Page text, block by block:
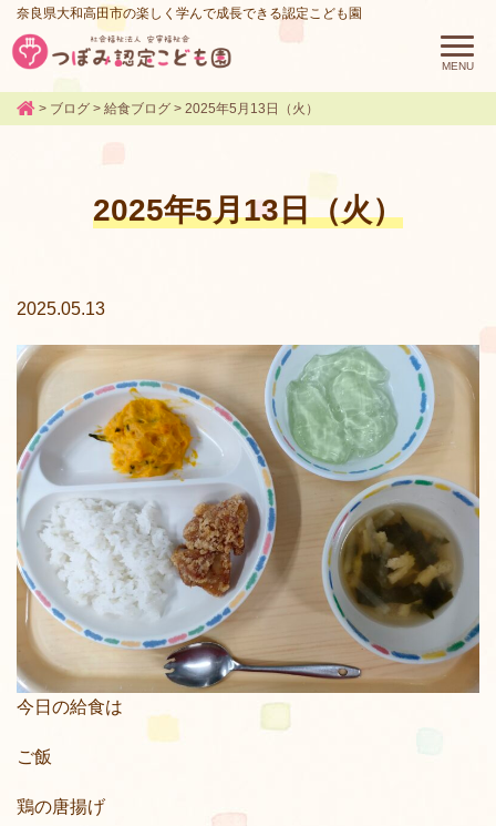
奈良県大和高田市の楽しく学んで成長できる認定こども園
> ブログ > 給食ブログ > 2025年5月13日（火）
2025年5月13日（火）
2025.05.13
今日の給食は
ご飯
鶏の唐揚げ